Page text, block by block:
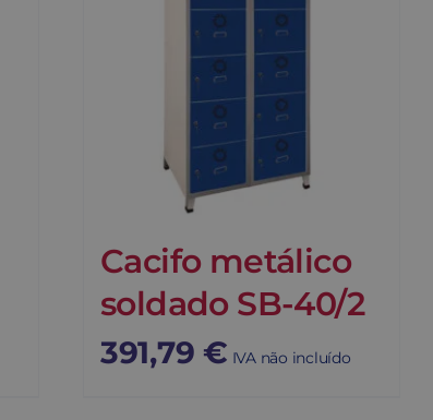
Cacifo metálico
soldado SB-40/2
391,79 € IVA não incluído